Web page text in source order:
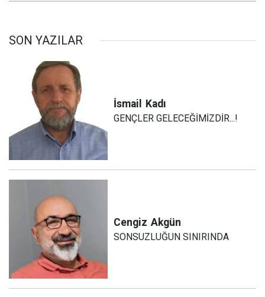
SON YAZILAR
İsmail Kadı
GENÇLER GELECEĞİMİZDİR...!
Cengiz Akgün
SONSUZLUĞUN SINIRINDA